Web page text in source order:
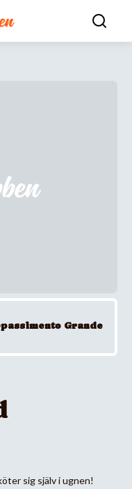
Grande
sig själv i ugnen!